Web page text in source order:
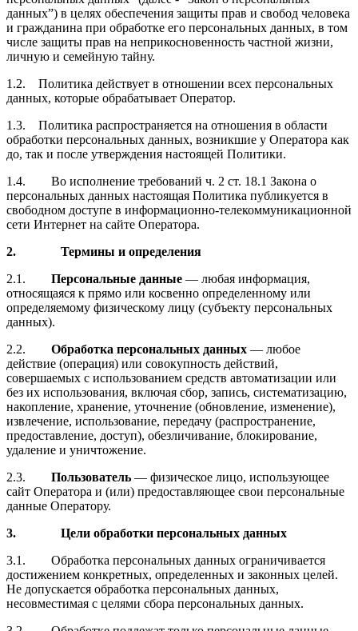
данных”) в целях обеспечения защиты прав и свобод человека
и гражданина при обработке его персональных данных, в том
числе защиты прав на неприкосновенность частной жизни,
личную и семейную тайну.
1.2. Политика действует в отношении всех персональных
данных, которые обрабатывает Оператор.
1.3. Политика распространяется на отношения в области
обработки персональных данных, возникшие у Оператора как
до, так и после утверждения настоящей Политики.
1.4. Во исполнение требований ч. 2 ст. 18.1 Закона о
персональных данных настоящая Политика публикуется в
свободном доступе в информационно-телекоммуникационной
сети Интернет на сайте Оператора.
2. Термины и определения
2.1. Персональные данные — любая информация,
относящаяся к прямо или косвенно определенному или
определяемому физическому лицу (субъекту персональных
данных).
2.2. Обработка персональных данных — любое
действие (операция) или совокупность действий,
совершаемых с использованием средств автоматизации или
без их использования, включая сбор, запись, систематизацию,
накопление, хранение, уточнение (обновление, изменение),
извлечение, использование, передачу (распространение,
предоставление, доступ), обезличивание, блокирование,
удаление и уничтожение.
2.3. Пользователь — физическое лицо, использующее
сайт Оператора и (или) предоставляющее свои персональные
данные Оператору.
3. Цели обработки персональных данных
3.1. Обработка персональных данных ограничивается
достижением конкретных, определенных и законных целей.
Не допускается обработка персональных данных,
несовместимая с целями сбора персональных данных.